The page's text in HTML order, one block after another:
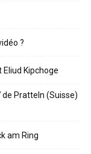
?
Kipchoge
Pratteln (Suisse)
am Ring